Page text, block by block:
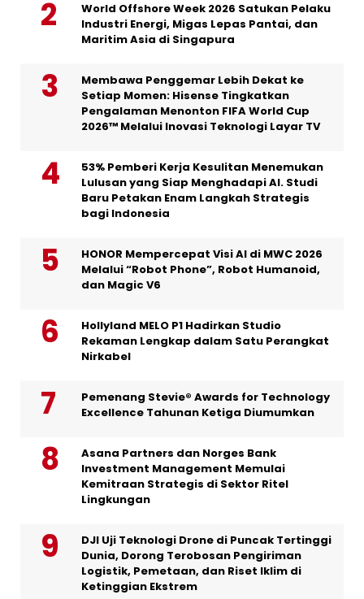
World Offshore Week 2026 Satukan Pelaku
Industri Energi, Migas Lepas Pantai, dan
Maritim Asia di Singapura
Membawa Penggemar Lebih Dekat ke
Setiap Momen: Hisense Tingkatkan
Pengalaman Menonton FIFA World Cup
2026™ Melalui Inovasi Teknologi Layar TV
53% Pemberi Kerja Kesulitan Menemukan
Lulusan yang Siap Menghadapi AI. Studi
Baru Petakan Enam Langkah Strategis
bagi Indonesia
HONOR Mempercepat Visi AI di MWC 2026
Melalui “Robot Phone”, Robot Humanoid,
dan Magic V6
Hollyland MELO P1 Hadirkan Studio
Rekaman Lengkap dalam Satu Perangkat
Nirkabel
Pemenang Stevie® Awards for Technology
Excellence Tahunan Ketiga Diumumkan
Asana Partners dan Norges Bank
Investment Management Memulai
Kemitraan Strategis di Sektor Ritel
Lingkungan
DJI Uji Teknologi Drone di Puncak Tertinggi
Dunia, Dorong Terobosan Pengiriman
Logistik, Pemetaan, dan Riset Iklim di
Ketinggian Ekstrem